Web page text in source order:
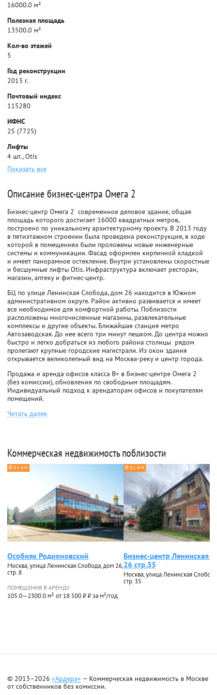
16000.0 м²
Полезная площадь
13500.0 м²
Кол-во этажей
5
Год реконструкции
2013 г.
Почтовый индекс
115280
ИФНС
25 (7725)
Лифты
4 шт., Otis
Показать все
Описание бизнес-центра Омега 2
Бизнес-центр Омега 2  современное деловое здание, общая
площадь которого достигает 16000 квадратных метров,
построено по уникальному архитектурному проекту. В 2013 году
в пятиэтажном строении была проведена реконструкция, в ходе
которой в помещениях были проложены новые инженерные
системы и коммуникации. Фасад оформлен кирпичной кладкой
и имеет панорамное остекление. Внутри установлены скоростные
и бесшумные лифты Otis. Инфраструктура включает ресторан,
магазин, аптеку и фитнес-центр.
БЦ по улице Ленинская Слобода, дом 26 находится в Южном
административном округе. Район активно развивается и имеет
все необходимое для комфортной работы. Поблизости
расположены многочисленные магазины, развлекательные
комплексы и другие объекты. Ближайшая станция метро 
Автозаводская. До нее всего три минут пешком. До центра можно
быстро и легко добраться из любого района столицы  рядом
пролегают крупные городские магистрали. Из окон здания
открывается великолепный вид на Москва-реку и центр города.
Продажа и аренда офисов класса B+ в бизнес-центре Омега 2
(без комиссии), обновления по свободным площадям.
Индивидуальный подход к арендаторам офисов и покупателям
помещений.
Читать далее
Коммерческая недвижимость поблизости
0.1 КМ
Особняк Родионовский
Москва, улица Ленинская Слобода, дом 26,
стр. 8
ПОМЕЩЕНИЯ В АРЕНДУ
105.0—2300.0 м² от 18 500 ₽ ₽ за м²/год
0.1 КМ
Бизнес-центр Ленинская
26 стр.35
Москва, улица Ленинская
стр. 35
© 2013–2026 «Ардера» — Коммерческая недвижимость в Москве
от собственников без комиссии.